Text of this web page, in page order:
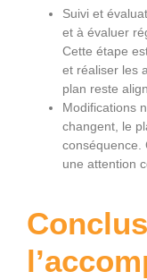
Suivi et
et à évaluer
Cette étape
et réaliser les
plan reste
Modifications
changent, le
conséquence.
une attention